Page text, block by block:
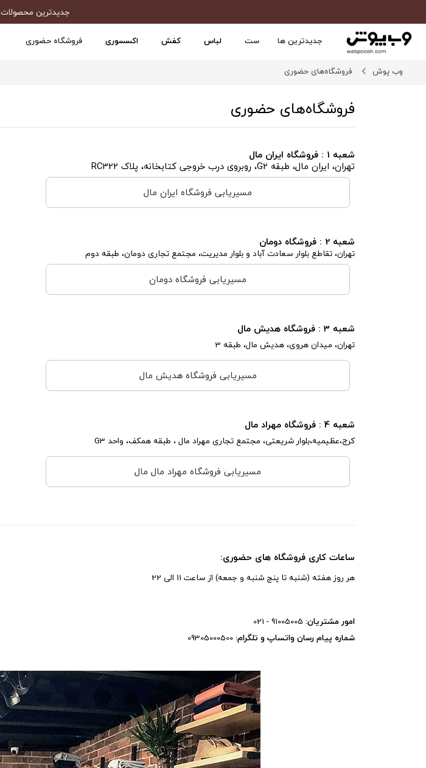
جدیدترین محصولات
جدیدترین ها ست لباس کفش اکسسوری فروشگاه حضوری
وب پوش فروشگاه‌های حضوری
فروشگاه‌های حضوری
شعبه 1 : فروشگاه ایران مال
تهران، ایران مال، طبقه G2، روبروی درب خروجی کتابخانه، پلاک RC322
مسیریابی فروشگاه ایران مال
شعبه 2 : فروشگاه دومان
تهران، تقاطع بلوار سعادت آباد و بلوار مدیریت، مجتمع تجاری دومان، طبقه دوم
مسیریابی فروشگاه دومان
شعبه 3 : فروشگاه هدیش مال
تهران، میدان هروی، هدیش مال، طبقه 3
مسیریابی فروشگاه هدیش مال
شعبه 4 : فروشگاه مهراد مال
کرج،عظیمیه،بلوار شریعتی، مجتمع تجاری مهراد مال ، طبقه همکف، واحد G3
مسیریابی فروشگاه مهراد مال مال
ساعات کاری فروشگاه های حضوری:
هر روز هفته (شنبه تا پنج شنبه و جمعه) از ساعت 11 الی 22
امور مشتریان:
شماره پیام رسان واتساپ و تلگرام: